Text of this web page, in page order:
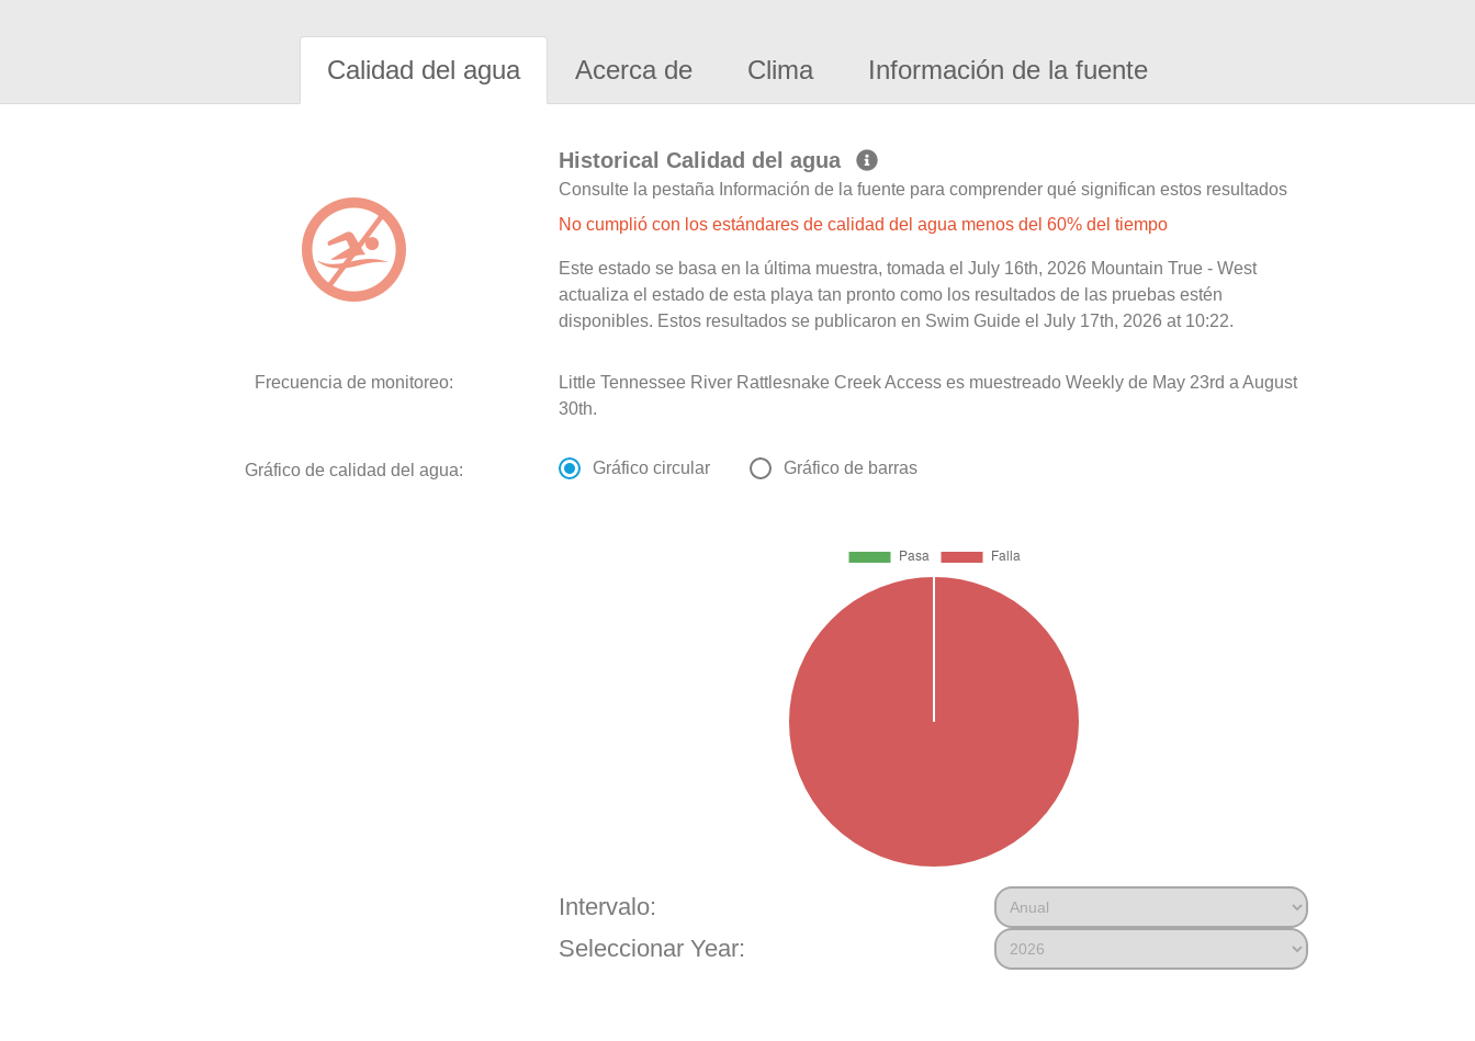
Calidad del agua Acerca de Clima Información de la fuente
Historical Calidad del agua
Consulte la pestaña Información de la fuente para comprender qué significan estos resultados
No cumplió con los estándares de calidad del agua menos del 60% del tiempo
Este estado se basa en la última muestra, tomada el July 16th, 2026 Mountain True - West
actualiza el estado de esta playa tan pronto como los resultados de las pruebas estén
disponibles. Estos resultados se publicaron en Swim Guide el July 17th, 2026 at 10:22.
Frecuencia de monitoreo:
Little Tennessee River Rattlesnake Creek Access es muestreado Weekly de May 23rd a August
30th.
Gráfico de calidad del agua: Gráfico circular Gráfico de barras
Intervalo:
Seleccionar Year: